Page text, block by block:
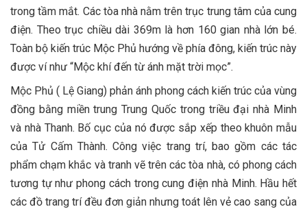
trong tầm mắt. Các tòa nhà nằm trên trục trung tâm của cung
điện. Theo trục chiều dài 369m là hơn 160 gian nhà lớn bé.
Toàn bộ kiến trúc Mộc Phủ hướng về phía đông, kiến trúc này
được ví như “Mộc khí đến từ ánh mặt trời mọc”.
Mộc Phủ ( Lệ Giang) phản ánh phong cách kiến ​​trúc của vùng
đồng bằng miền trung Trung Quốc trong triều đại nhà Minh
và nhà Thanh. Bố cục của nó được sắp xếp theo khuôn mẫu
của Tử Cấm Thành. Công việc trang trí, bao gồm các tác
phẩm chạm khắc và tranh vẽ trên các tòa nhà, có phong cách
tương tự như phong cách trong cung điện nhà Minh. Hầu hết
các đồ trang trí đều đơn giản nhưng toát lên vẻ cao sang của